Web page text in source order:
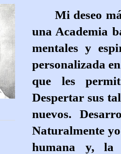
Mi deseo
una Academia
mentales y
personalizada
que les
Despertar sus
nuevos.
Naturalmente
humana y, la